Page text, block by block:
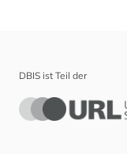
DBIS ist Teil der